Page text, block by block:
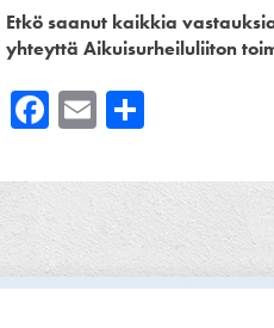
Etkö saanut kaikkia
yhteyttä Aikuisurheiluliiton
Facebook
Email